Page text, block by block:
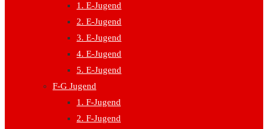
1. E-Jugend
2. E-Jugend
3. E-Jugend
4. E-Jugend
5. E-Jugend
F-G Jugend
1. F-Jugend
2. F-Jugend